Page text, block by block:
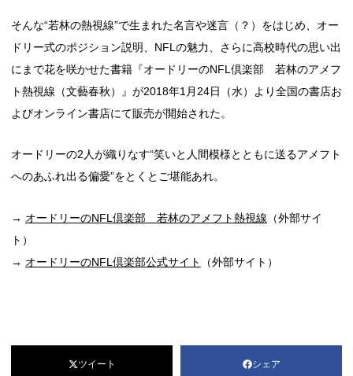
そんな“若林の熱視線”で生まれた名言や迷言（？）をはじめ、オー
ドリー式のポジション説明、NFLの魅力、さらに高校時代の思い出
にまで花を咲かせた書籍『オードリーのNFL倶楽部 若林のアメフ
ト熱視線（文藝春秋）』が2018年1月24日（水）より全国の書店お
よびオンライン書店にて販売が開始された。
オードリーの2人が織りなす“笑いと人間模様とともに送るアメフト
へのあふれ出る偏愛”をとくとご堪能あれ。
→ オードリーのNFL倶楽部 若林のアメフト熱視線 （外部サイ
ト）
→ オードリーのNFL倶楽部公式サイト （外部サイト）
ツイート シェア